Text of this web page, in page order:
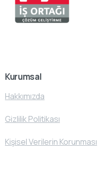
Kurumsal
Hakkımızda
Gizlilik Politikası
Kişisel Verilerin Korunması